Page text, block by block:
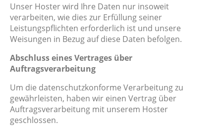
Unser Hoster wird Ihre Daten nur insoweit
verarbeiten, wie dies zur Erfüllung seiner
Leistungspflichten erforderlich ist und unsere
Weisungen in Bezug auf diese Daten befolgen.
Abschluss eines Vertrages über
Auftragsverarbeitung
Um die datenschutzkonforme Verarbeitung zu
gewährleisten, haben wir einen Vertrag über
Auftragsverarbeitung mit unserem Hoster
geschlossen.